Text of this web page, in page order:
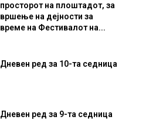
просторот на плоштадот, за
вршење на дејности за
време на Фестивалот на...
Дневен ред за 10-та седница
Дневен ред за 9-та седница